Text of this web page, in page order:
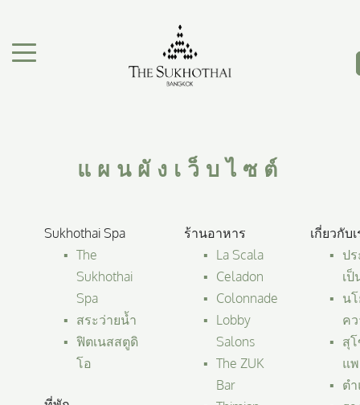
สลับเมนูการนำทาง"
แผนผังเว็บไซต์
Sukhothai Spa
The
Sukhothai
Spa
สระว่ายน้ำ
ฟิตเนสสตูดิ
โอ
ร้านอาหาร
La Scala
Celadon
Colonnade
Lobby
Salons
The ZUK
Bar
เกี่ยวกับ
ป
เ
น
ค
สุ
แ
ต